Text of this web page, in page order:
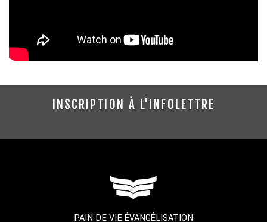
INSCRIPTION À L'INFOLETTRE
PAIN DE VIE ÉVANGÉLISATION